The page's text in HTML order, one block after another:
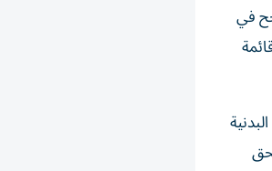
كل كيلوغرام نجح في